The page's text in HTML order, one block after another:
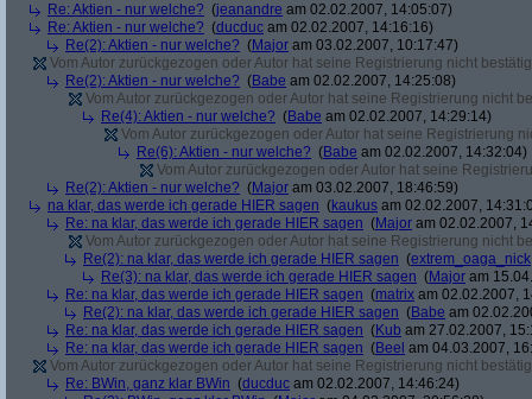
Re: Aktien - nur welche? (jeanandre am 02.02.2007, 14:05:07)
Re: Aktien - nur welche? (ducduc am 02.02.2007, 14:16:16)
Re(2): Aktien - nur welche? (Major am 03.02.2007, 10:17:47)
Vom Autor zurückgezogen oder Autor hat seine Registrierung nicht
Re(2): Aktien - nur welche? (Babe am 02.02.2007, 14:25:08)
Vom Autor zurückgezogen oder Autor hat seine Registrierung nicht
Re(4): Aktien - nur welche? (Babe am 02.02.2007, 14:29:14)
Vom Autor zurückgezogen oder Autor hat seine Registrierung
Re(6): Aktien - nur welche? (Babe am 02.02.2007, 14:32:04)
Vom Autor zurückgezogen oder Autor hat seine
Re(2): Aktien - nur welche? (Major am 03.02.2007, 18:46:59)
na klar, das werde ich gerade HIER sagen (kaukus am 02.02.2007,
Re: na klar, das werde ich gerade HIER sagen (Major am 02.02.2007,
Vom Autor zurückgezogen oder Autor hat seine Registrierung nicht
Re(2): na klar, das werde ich gerade HIER sagen (extrem_oaga_nick
Re(3): na klar, das werde ich gerade HIER sagen (Major am
Re: na klar, das werde ich gerade HIER sagen (matrix am 02.02.2007,
Re(2): na klar, das werde ich gerade HIER sagen (Babe am
Re: na klar, das werde ich gerade HIER sagen (Kub am 27.02.2007,
Re: na klar, das werde ich gerade HIER sagen (Beel am 04.03.2007,
Vom Autor zurückgezogen oder Autor hat seine Registrierung nicht
Re: BWin, ganz klar BWin (ducduc am 02.02.2007, 14:46:24)